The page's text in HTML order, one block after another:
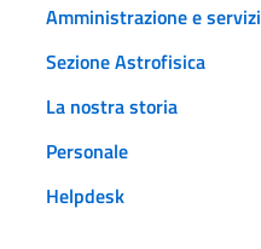
Amministrazione e servizi
Sezione Astrofisica
La nostra storia
Personale
Helpdesk